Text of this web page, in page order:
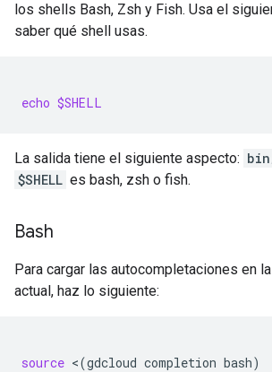
los shells Bash, Zsh y Fish. Usa el
saber qué shell usas.
echo $SHELL
La salida tiene el siguiente aspecto:
$SHELL es bash, zsh o fish.
Bash
Para cargar las autocompletaciones en
actual, haz lo siguiente:
source <(gdcloud completion bash)